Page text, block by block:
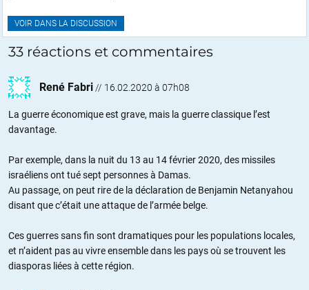
VOIR DANS LA DISCUSSION
33 réactions et commentaires
René Fabri// 16.02.2020 à 07h08
La guerre économique est grave, mais la guerre classique l’est
davantage.
Par exemple, dans la nuit du 13 au 14 février 2020, des missiles
israéliens ont tué sept personnes à Damas.
Au passage, on peut rire de la déclaration de Benjamin Netanyahou
disant que c’était une attaque de l’armée belge.
Ces guerres sans fin sont dramatiques pour les populations locales,
et n’aident pas au vivre ensemble dans les pays où se trouvent les
diasporas liées à cette région.